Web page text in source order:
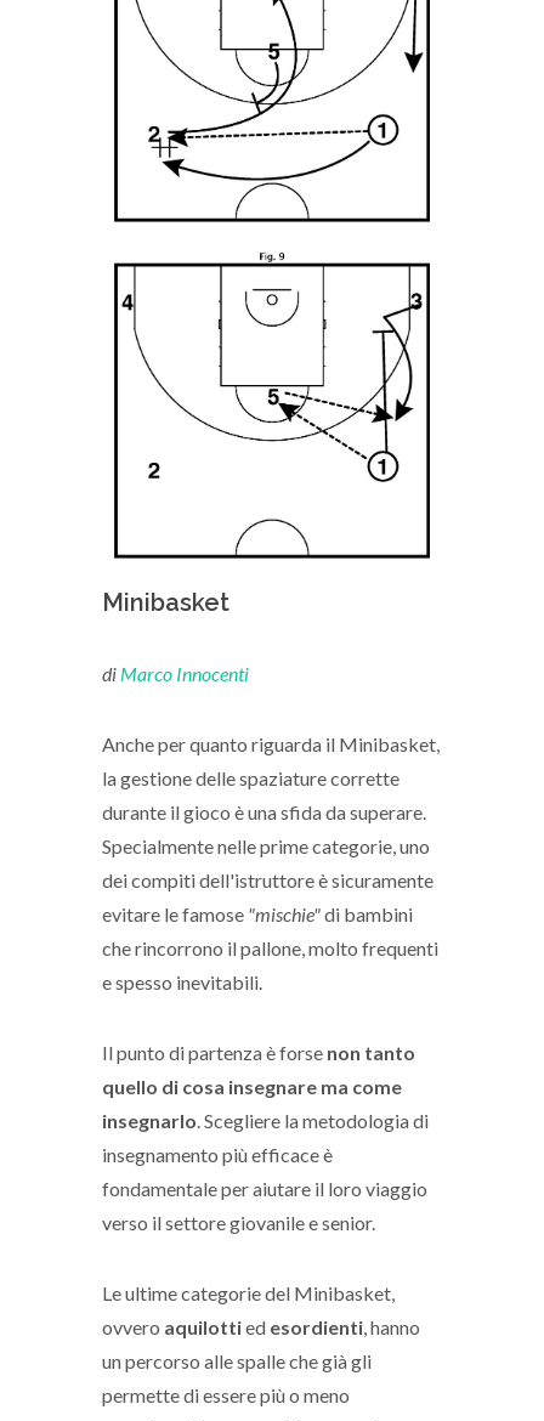
Minibasket
di Marco Innocenti
Anche per quanto riguarda il Minibasket,
la gestione delle spaziature corrette
durante il gioco è una sfida da superare.
Specialmente nelle prime categorie, uno
dei compiti dell'istruttore è sicuramente
evitare le famose "mischie"di bambini
che rincorrono il pallone, molto frequenti
e spesso inevitabili.
Il punto di partenza è forse non tanto
quello di cosa insegnare ma come
insegnarlo. Scegliere la metodologia di
insegnamento più efficace è
fondamentale per aiutare il loro viaggio
verso il settore giovanile e senior.
Le ultime categorie del Minibasket,
ovvero aquilottied esordienti, hanno
un percorso alle spalle che già gli
permette di essere più o meno